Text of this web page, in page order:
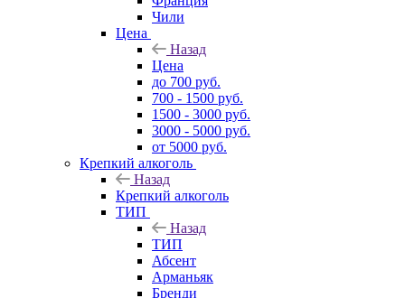
Чили
Цена
Назад
Цена
до 700 руб.
700 - 1500 руб.
1500 - 3000 руб.
3000 - 5000 руб.
от 5000 руб.
Крепкий алкоголь
Назад
Крепкий алкоголь
ТИП
Назад
ТИП
Абсент
Арманьяк
Бренди